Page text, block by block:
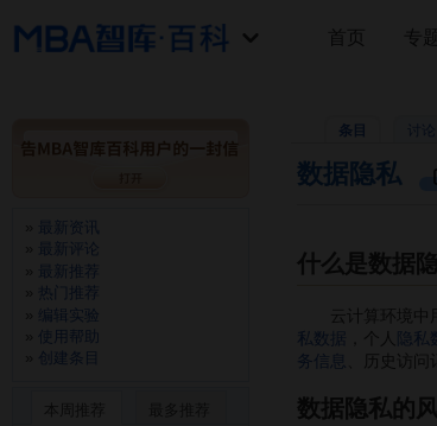
条目
数据隐私
什么是数据
云计算环境中
私数据
，个人 隐私
务信息
、历史访问
数据隐私的
首页 专
最新资讯
最新评论
最新推荐
热门推荐
编辑实验
使用帮助
创建条目